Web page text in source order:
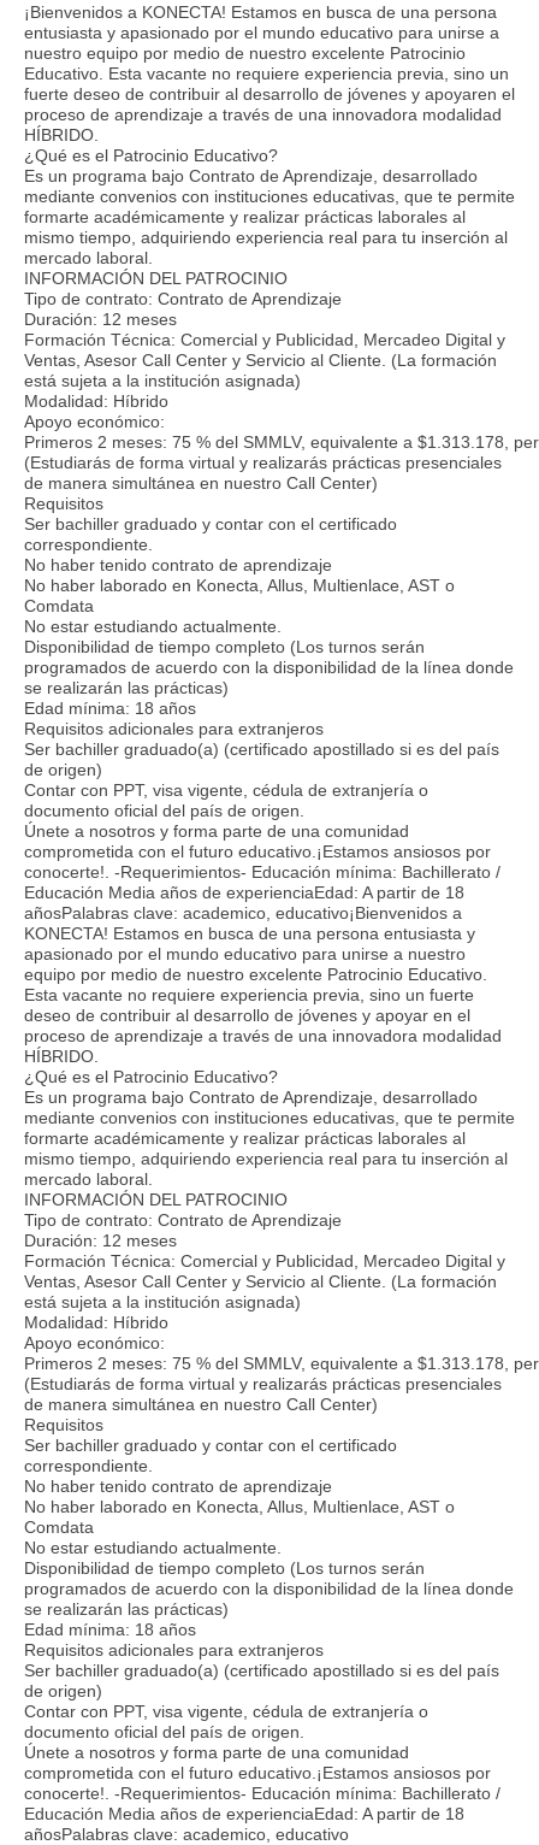
¡Bienvenidos a KONECTA! Estamos en busca de una persona
entusiasta y apasionado por el mundo educativo para unirse a
nuestro equipo por medio de nuestro excelente Patrocinio
Educativo. Esta vacante no requiere experiencia previa, sino un
fuerte deseo de contribuir al desarrollo de jóvenes y apoyaren el
proceso de aprendizaje a través de una innovadora modalidad
HÍBRIDO.
¿Qué es el Patrocinio Educativo?
Es un programa bajo Contrato de Aprendizaje, desarrollado
mediante convenios con instituciones educativas, que te permite
formarte académicamente y realizar prácticas laborales al
mismo tiempo, adquiriendo experiencia real para tu inserción al
mercado laboral.
INFORMACIÓN DEL PATROCINIO
Tipo de contrato: Contrato de Aprendizaje
Duración: 12 meses
Formación Técnica: Comercial y Publicidad, Mercadeo Digital y
Ventas, Asesor Call Center y Servicio al Cliente. (La formación
está sujeta a la institución asignada)
Modalidad: Híbrido
Apoyo económico:
Primeros 2 meses: 75 % del SMMLV, equivalente a $1.313.178,
(Estudiarás de forma virtual y realizarás prácticas presenciales
de manera simultánea en nuestro Call Center)
Requisitos
Ser bachiller graduado y contar con el certificado
correspondiente.
No haber tenido contrato de aprendizaje
No haber laborado en Konecta, Allus, Multienlace, AST o
Comdata
No estar estudiando actualmente.
Disponibilidad de tiempo completo (Los turnos serán
programados de acuerdo con la disponibilidad de la línea donde
se realizarán las prácticas)
Edad mínima: 18 años
Requisitos adicionales para extranjeros
Ser bachiller graduado(a) (certificado apostillado si es del país
de origen)
Contar con PPT, visa vigente, cédula de extranjería o
documento oficial del país de origen.
Únete a nosotros y forma parte de una comunidad
comprometida con el futuro educativo.¡Estamos ansiosos por
conocerte!. -Requerimientos- Educación mínima: Bachillerato /
Educación Media años de experienciaEdad: A partir de 18
añosPalabras clave: academico, educativo¡Bienvenidos a
KONECTA! Estamos en busca de una persona entusiasta y
apasionado por el mundo educativo para unirse a nuestro
equipo por medio de nuestro excelente Patrocinio Educativo.
Esta vacante no requiere experiencia previa, sino un fuerte
deseo de contribuir al desarrollo de jóvenes y apoyar en el
proceso de aprendizaje a través de una innovadora modalidad
HÍBRIDO.
¿Qué es el Patrocinio Educativo?
Es un programa bajo Contrato de Aprendizaje, desarrollado
mediante convenios con instituciones educativas, que te permite
formarte académicamente y realizar prácticas laborales al
mismo tiempo, adquiriendo experiencia real para tu inserción al
mercado laboral.
INFORMACIÓN DEL PATROCINIO
Tipo de contrato: Contrato de Aprendizaje
Duración: 12 meses
Formación Técnica: Comercial y Publicidad, Mercadeo Digital y
Ventas, Asesor Call Center y Servicio al Cliente. (La formación
está sujeta a la institución asignada)
Modalidad: Híbrido
Apoyo económico:
Primeros 2 meses: 75 % del SMMLV, equivalente a $1.313.178,
(Estudiarás de forma virtual y realizarás prácticas presenciales
de manera simultánea en nuestro Call Center)
Requisitos
Ser bachiller graduado y contar con el certificado
correspondiente.
No haber tenido contrato de aprendizaje
No haber laborado en Konecta, Allus, Multienlace, AST o
Comdata
No estar estudiando actualmente.
Disponibilidad de tiempo completo (Los turnos serán
programados de acuerdo con la disponibilidad de la línea donde
se realizarán las prácticas)
Edad mínima: 18 años
Requisitos adicionales para extranjeros
Ser bachiller graduado(a) (certificado apostillado si es del país
de origen)
Contar con PPT, visa vigente, cédula de extranjería o
documento oficial del país de origen.
Únete a nosotros y forma parte de una comunidad
comprometida con el futuro educativo.¡Estamos ansiosos por
conocerte!. -Requerimientos- Educación mínima: Bachillerato /
Educación Media años de experienciaEdad: A partir de 18
añosPalabras clave: academico, educativo